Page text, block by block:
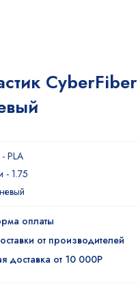
CyberFiber
PLA
- 1.75
оплаты
от производителей
доставка от 10 000Р